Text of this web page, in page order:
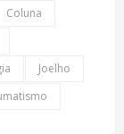
Coluna
Joelho